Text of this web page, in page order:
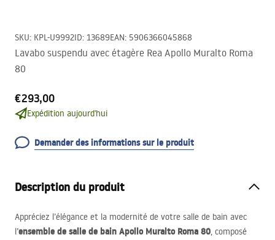
SKU: KPL-U9992ID: 13689EAN: 5906366045868
Lavabo suspendu avec étagère Rea Apollo Muralto Roma
80
€293,00
Expédition aujourd'hui
Demander des informations sur le produit
Description du produit
Appréciez l’élégance et la modernité de votre salle de bain avec
l’ensemble de salle de bain Apollo Muralto Roma 80, composé